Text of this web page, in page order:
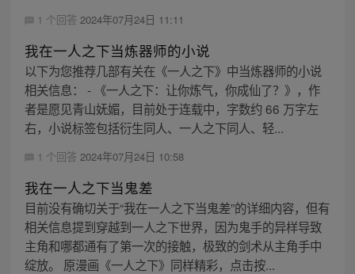
1 个回答 2024年07月24日 11:11
我在一人之下当炼器师的小说
以下为您推荐几部有关在《一人之下》中当炼器师的小说
相关信息： - 《一人之下：让你炼气，你成仙了？》，作
者是愿见青山妩媚，目前处于连载中，字数约 66 万字左
右，小说标签包括衍生同人、一人之下同人、轻...
1 个回答 2024年07月24日 10:58
我在一人之下当鬼差
目前没有确切关于“我在一人之下当鬼差”的详细内容，但有
相关信息提到穿越到一人之下世界，因为鬼手的异样导致
主角和哪都通有了第一次的接触，极致的剑术从主角手中
绽放。 原漫画《一人之下》同样精彩，点击按...